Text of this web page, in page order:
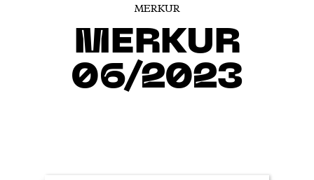
MERKUR
MERKUR
06/2023